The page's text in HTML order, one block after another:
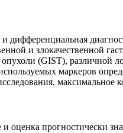
дифференциальная
и злокачественной
(GIST), различной
маркеров
максимальное
оценка прогностически